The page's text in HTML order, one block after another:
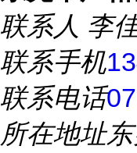
联系人 李
联系手机
联系电话
所在地址